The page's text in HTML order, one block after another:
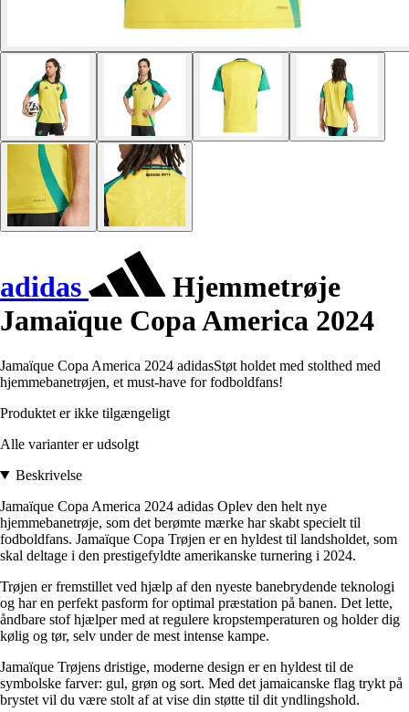
adidas
Hjemmetrøje
Jamaïque Copa America 2024
Jamaïque Copa America 2024 adidasStøt holdet med stolthed med
hjemmebanetrøjen, et must-have for fodboldfans!
Produktet er ikke tilgængeligt
Alle varianter er udsolgt
Beskrivelse
Jamaïque Copa America 2024 adidas Oplev den helt nye
hjemmebanetrøje, som det berømte mærke har skabt specielt til
fodboldfans. Jamaïque Copa Trøjen er en hyldest til landsholdet, som
skal deltage i den prestigefyldte amerikanske turnering i 2024.
Trøjen er fremstillet ved hjælp af den nyeste banebrydende teknologi
og har en perfekt pasform for optimal præstation på banen. Det lette,
åndbare stof hjælper med at regulere kropstemperaturen og holder dig
kølig og tør, selv under de mest intense kampe.
Jamaïque Trøjens dristige, moderne design er en hyldest til de
symbolske farver: gul, grøn og sort. Med det jamaicanske flag trykt på
brystet vil du være stolt af at vise din støtte til dit yndlingshold.